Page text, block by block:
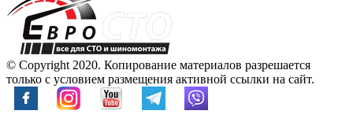
© Copyright 2020. Копирование материалов разрешается
только с условием размещения активной ссылки на сайт.